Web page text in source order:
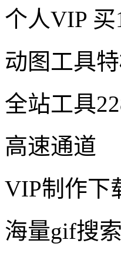
个人VIP 买
动图工具
全站工具
高速通道
VIP制作下
海量gif搜索